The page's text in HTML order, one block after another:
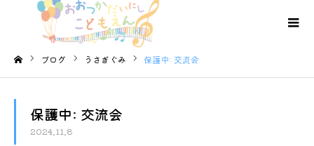
ブログ うさぎぐみ 保護中: 交流会
保護中: 交流会
2024.11.8